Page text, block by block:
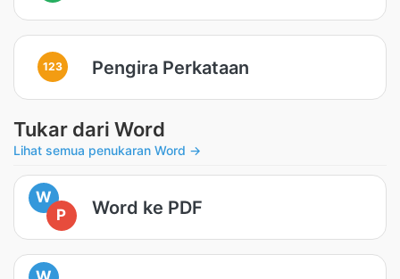
123 Pengira Perkataan
Tukar dari Word
Lihat semua penukaran Word →
W
P
Word ke PDF